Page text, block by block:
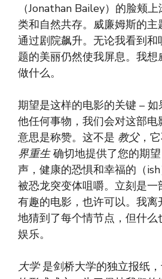
（Jonathan Bailey）的脸颊
类和自然共存。威廉姆斯的主
通过剧院飙升。无论我看到和
题的美丽仍然使我屏息。我
做什么。
期望是这样的电影的关键 –
他任何事物，我们会对这部电
意思是称赞。这不是 教父，
界重生确切地提供了您的期
声，健康的恐惧和幸福的（
被恐龙突变体咀嚼。立刻是一
有趣的电影，也许可以。我离
地猜到了每个情节点，但什么
娱乐。
大学是剑桥大学的独立报纸